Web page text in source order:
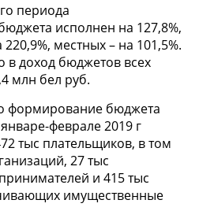
периода
исполнен на 127,8%,
местных – на 101,5%.
в доход бюджетов всех
млн бел руб.
формирование бюджета
феврале 2019 г
тыс плательщиков, в том
27 тыс
и 415 тыс
имущественные